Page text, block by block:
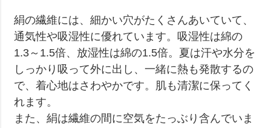
絹の繊維には、細かい穴がたくさんあいていて、
通気性や吸湿性に優れています。吸湿性は綿の
1.3～1.5倍、放湿性は綿の1.5倍。夏は汗や水分を
しっかり吸って外に出し、一緒に熱も発散するの
で、着心地はさわやかです。肌も清潔に保ってく
れます。
また、絹は繊維の間に空気をたっぶり含んでいま